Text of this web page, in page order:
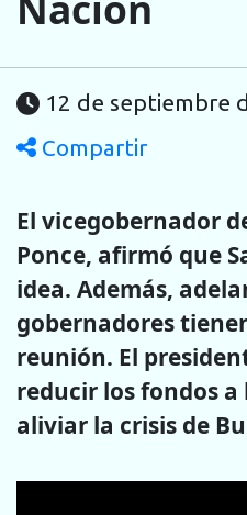
12 de septiembre
Compartir
El vicegobernador
Ponce, afirmó que
idea. Además,
gobernadores
reunión. El
reducir los fondos
aliviar la crisis de